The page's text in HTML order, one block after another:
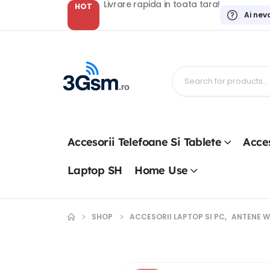
HOT Livrare rapida in toata tara!
Ai
Accesorii Telefoane Si Tablete
Laptop SH Home Use
SHOP ACCESORII LAPTOP SI PC, ANTENE